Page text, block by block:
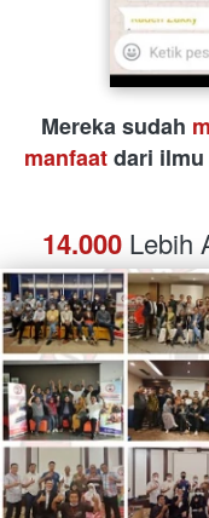
Mereka sudah
manfaat dari
14.000 Lebih